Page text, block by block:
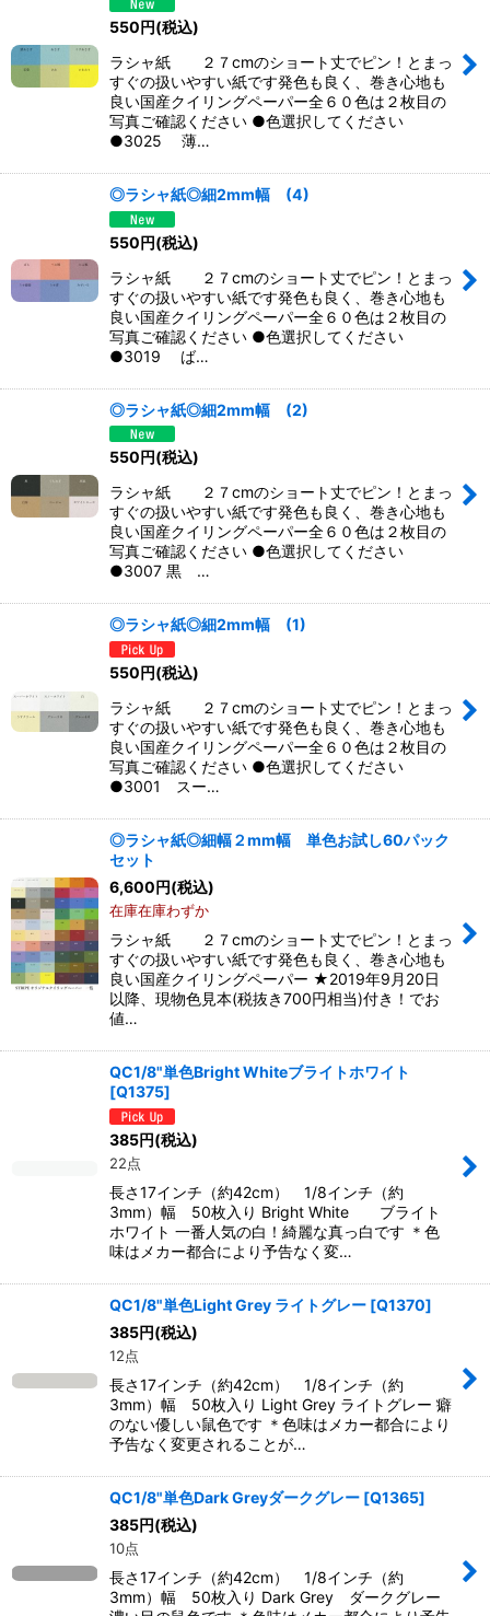
550円(税込)
ラシャ紙 ２７cmのショート丈でピン！とまっ
すぐの扱いやすい紙です発色も良く、巻き心地も
良い国産クイリングペーパー全６０色は２枚目の
写真ご確認ください ●色選択してください
●3025 薄…
◎ラシャ紙◎細2mm幅 (4)
550円(税込)
ラシャ紙 ２７cmのショート丈でピン！とまっ
すぐの扱いやすい紙です発色も良く、巻き心地も
良い国産クイリングペーパー全６０色は２枚目の
写真ご確認ください ●色選択してください
●3019 ば…
◎ラシャ紙◎細2mm幅 (2)
550円(税込)
ラシャ紙 ２７cmのショート丈でピン！とまっ
すぐの扱いやすい紙です発色も良く、巻き心地も
良い国産クイリングペーパー全６０色は２枚目の
写真ご確認ください ●色選択してください
●3007 黒 …
◎ラシャ紙◎細2mm幅 (1)
550円(税込)
ラシャ紙 ２７cmのショート丈でピン！とまっ
すぐの扱いやすい紙です発色も良く、巻き心地も
良い国産クイリングペーパー全６０色は２枚目の
写真ご確認ください ●色選択してください
●3001 スー…
◎ラシャ紙◎細幅２mm幅 単色お試し60パック
セット
6,600円(税込)
在庫在庫わずか
ラシャ紙 ２７cmのショート丈でピン！とまっ
すぐの扱いやすい紙です発色も良く、巻き心地も
良い国産クイリングペーパー ★2019年9月20日
以降、現物色見本(税抜き700円相当)付き！でお
値…
QC1/8"単色Bright Whiteブライトホワイト
[Q1375]
385円(税込)
22点
長さ17インチ（約42cm） 1/8インチ（約
3mm）幅 50枚入り Bright White ブライト
ホワイト 一番人気の白！綺麗な真っ白です ＊色
味はメカー都合により予告なく変…
QC1/8"単色Light Grey ライトグレー [Q1370]
385円(税込)
12点
長さ17インチ（約42cm） 1/8インチ（約
3mm）幅 50枚入り Light Grey ライトグレー 癖
のない優しい鼠色です ＊色味はメカー都合により
予告なく変更されることが…
QC1/8"単色Dark Greyダークグレー [Q1365]
385円(税込)
10点
長さ17インチ（約42cm） 1/8インチ（約
3mm）幅 50枚入り Dark Grey ダークグレー